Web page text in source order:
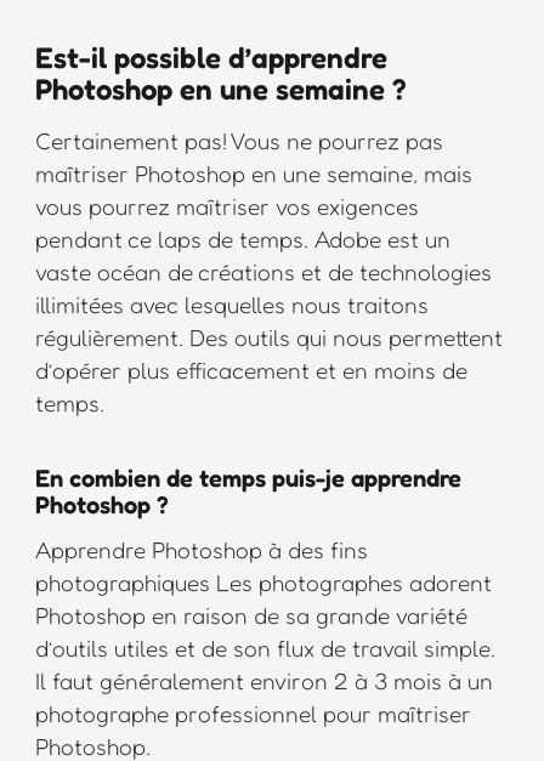
Est-il possible d’apprendre
Photoshop en une semaine ?
Certainement pas! Vous ne pourrez pas
maîtriser Photoshop en une semaine, mais
vous pourrez maîtriser vos exigences
pendant ce laps de temps. Adobe est un
vaste océan de créations et de technologies
illimitées avec lesquelles nous traitons
régulièrement. Des outils qui nous permettent
d’opérer plus efficacement et en moins de
temps.
En combien de temps puis-je apprendre
Photoshop ?
Apprendre Photoshop à des fins
photographiques Les photographes adorent
Photoshop en raison de sa grande variété
d’outils utiles et de son flux de travail simple.
Il faut généralement environ 2 à 3 mois à un
photographe professionnel pour maîtriser
Photoshop.